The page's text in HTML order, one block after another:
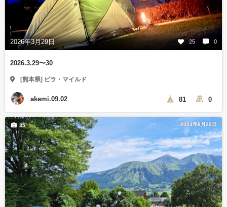
2026年3月29日 25 0
2026.3.29〜30
[熊本県] ビラ・マイルド
akemi.09.02 81 0
2024年8月20日
35